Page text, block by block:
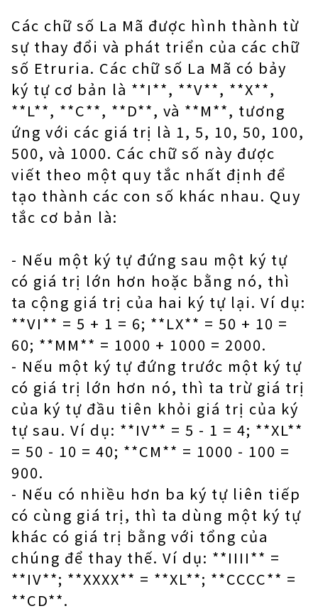
Các chữ số La Mã được hình thành từ
sự thay đổi và phát triển của các chữ
số Etruria. Các chữ số La Mã có bảy
ký tự cơ bản là **I**, **V**, **X**,
**L**, **C**, **D**, và **M**, tương
ứng với các giá trị là 1, 5, 10, 50, 100,
500, và 1000. Các chữ số này được
viết theo một quy tắc nhất định để
tạo thành các con số khác nhau. Quy
tắc cơ bản là:
- Nếu một ký tự đứng sau một ký tự
có giá trị lớn hơn hoặc bằng nó, thì
ta cộng giá trị của hai ký tự lại. Ví dụ:
**VI** = 5 + 1 = 6; **LX** = 50 + 10 =
60; **MM** = 1000 + 1000 = 2000.
- Nếu một ký tự đứng trước một ký tự
có giá trị lớn hơn nó, thì ta trừ giá trị
của ký tự đầu tiên khỏi giá trị của ký
tự sau. Ví dụ: **IV** = 5 - 1 = 4; **XL**
= 50 - 10 = 40; **CM** = 1000 - 100 =
900.
- Nếu có nhiều hơn ba ký tự liên tiếp
có cùng giá trị, thì ta dùng một ký tự
khác có giá trị bằng với tổng của
chúng để thay thế. Ví dụ: **IIII** =
**IV**; **XXXX** = **XL**; **CCCC** =
**CD**.